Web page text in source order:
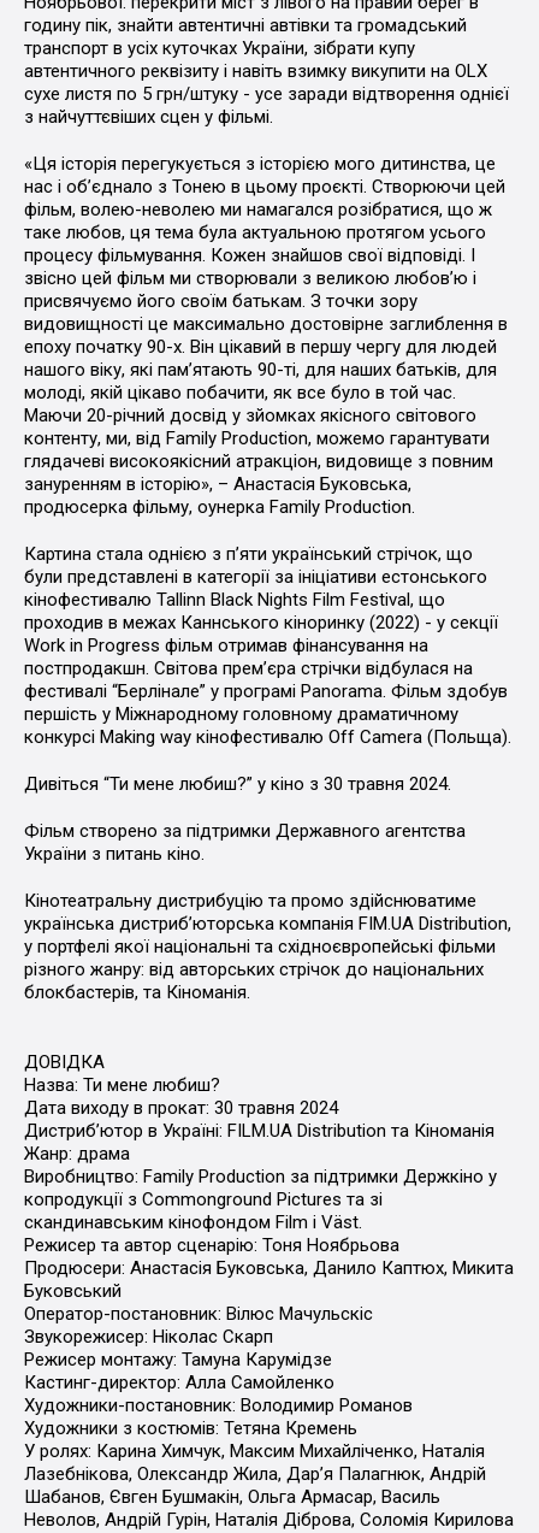
годину пік, знайти автентичні автівки та громадський
транспорт в усіх куточках України, зібрати купу
автентичного реквізиту і навіть взимку викупити на OLX
сухе листя по 5 грн/штуку - усе заради відтворення однієї
з найчуттєвіших сцен у фільмі.
«Ця історія перегукується з історією мого дитинства, це
нас і обʼєднало з Тонею в цьому проєкті. Створюючи цей
фільм, волею-неволею ми намагался розібратися, що ж
таке любов, ця тема була актуальною протягом усього
процесу фільмування. Кожен знайшов свої відповіді. І
звісно цей фільм ми створювали з великою любовʼю і
присвячуємо його своїм батькам. З точки зору
видовищності це максимально достовірне заглиблення в
епоху початку 90-х. Він цікавий в першу чергу для людей
нашого віку, які памʼятають 90-ті, для наших батьків, для
молоді, якій цікаво побачити, як все було в той час.
Маючи 20-річний досвід у зйомках якісного світового
контенту, ми, від Family Production, можемо гарантувати
глядачеві високоякісний атракціон, видовище з повним
зануренням в історію», – Анастасія Буковська,
продюсерка фільму, оунерка Family Production.
Картина стала однією з п’яти український стрічок, що
були представлені в категорії за ініціативи естонського
кінофестивалю Tallinn Black Nights Film Festival, що
проходив в межах Каннського кіноринку (2022) - у секції
Work in Progress фільм отримав фінансування на
постпродакшн. Світова премʼєра стрічки відбулася на
фестивалі “Берлінале” у програмі Panorama. Фільм здобув
першість у Міжнародному головному драматичному
конкурсі Making way кінофестивалю Off Camera (Польща).
Дивіться “Ти мене любиш?” у кіно з 30 травня 2024.
Фільм створено за підтримки Державного агентства
України з питань кіно.
Кінотеатральну дистрибуцію та промо здійснюватиме
українська дистрибʼюторська компанія FIM.UA Distribution,
у портфелі якої національні та східноєвропейські фільми
різного жанру: від авторських стрічок до національних
блокбастерів, та Кіноманія.
ДОВІДКА
Назва: Ти мене любиш?
Дата виходу в прокат: 30 травня 2024
Дистрибʼютор в Україні: FILM.UA Distribution та Кіноманія
Жанр: драма
Виробництво: Family Production за підтримки Держкіно у
копродукції з Сommonground Pictures та зі
скандинавським кінофондом Film i Väst.
Режисер та автор сценарію: Тоня Ноябрьова
Продюсери: Анастасія Буковська, Данило Каптюх, Микита
Буковський
Оператор-постановник: Вілюс Мачульскіс
Звукорежисер: Ніколас Скарп
Режисер монтажу: Тамуна Карумідзе
Кастинг-директор: Алла Самойленко
Художники-постановник: Володимир Романов
Художники з костюмів: Тетяна Кремень
У ролях: Карина Химчук, Максим Михайліченко, Наталія
Лазебнікова, Олександр Жила, Дарʼя Палагнюк, Андрій
Шабанов, Євген Бушмакін, Ольга Армасар, Василь
Неволов, Андрій Гурін, Наталія Діброва, Соломія Кирилова